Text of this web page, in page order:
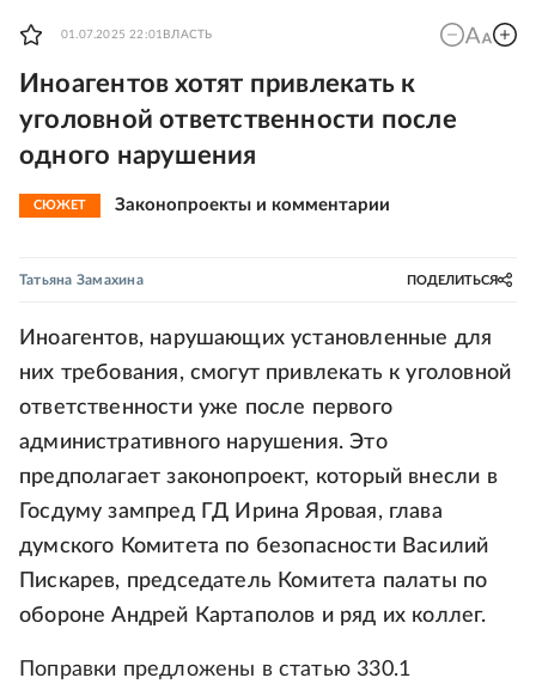
01.07.2025 22:01 ВЛАСТЬ
Иноагентов хотят привлекать к
уголовной ответственности после
одного нарушения
СЮЖЕТ Законопроекты и комментарии
Татьяна Замахина ПОДЕЛИТЬСЯ
Иноагентов, нарушающих установленные для
них требования, смогут привлекать к уголовной
ответственности уже после первого
административного нарушения. Это
предполагает законопроект, который внесли в
Госдуму зампред ГД Ирина Яровая, глава
думского Комитета по безопасности Василий
Пискарев, председатель Комитета палаты по
обороне Андрей Картаполов и ряд их коллег.
Поправки предложены в статью 330.1